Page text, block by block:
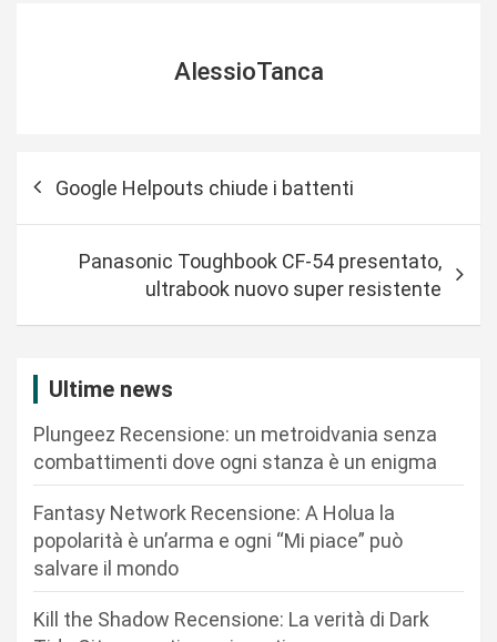
AlessioTanca
Google Helpouts chiude i battenti
Panasonic Toughbook CF-54 presentato,
ultrabook nuovo super resistente
Ultime news
Plungeez Recensione: un metroidvania senza
combattimenti dove ogni stanza è un enigma
Fantasy Network Recensione: A Holua la
popolarità è un’arma e ogni “Mi piace” può
salvare il mondo
Kill the Shadow Recensione: La verità di Dark